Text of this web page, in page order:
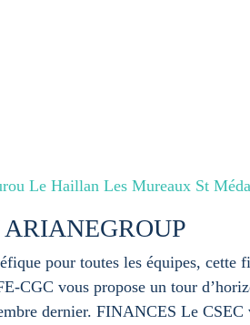
Le Haillan Les Mureaux St
pour toutes les équipes, cette
CGC vous propose un tour
dernier. FINANCES Le